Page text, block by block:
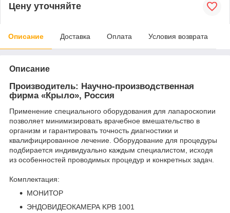
Цену уточняйте
Описание Доставка Оплата Условия возврата
Описание
Производитель: Научно-производственная
фирма «Крыло», Россия
Применение специального оборудования для лапароскопии
позволяет минимизировать врачебное вмешательство в
организм и гарантировать точность диагностики и
квалифицированное лечение. Оборудование для процедуры
подбирается индивидуально каждым специалистом, исходя
из особенностей проводимых процедур и конкретных задач.
Комплектация:
МОНИТОР
ЭНДОВИДЕОКАМЕРА KPВ 1001